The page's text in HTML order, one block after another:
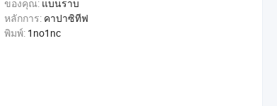
ของคุณ: แบนราบ
หลักการ: คาปาซิทีฟ
พิมพ์: 1no1nc